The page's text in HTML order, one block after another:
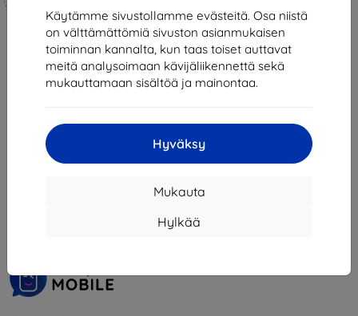
Käytämme sivustollamme evästeitä. Osa niistä
on välttämättömiä sivuston asianmukaisen
toiminnan kannalta, kun taas toiset auttavat
meitä analysoimaan kävijäliikennettä sekä
mukauttamaan sisältöä ja mainontaa.
Hyväksy
Mukauta
Hylkää
21,90 €
19,70 €
Varastossa 4 kpl
11,61 €
Varastossa > 5 kpl
yhteensä6.